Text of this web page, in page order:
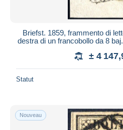
Briefst. 1859, frammento di
destra di un francobollo da 8
± 4
Statut
Nouveau